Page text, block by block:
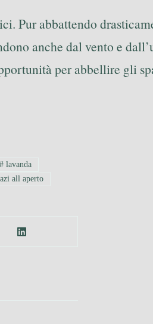
Pur abbattendo
anche dal vento e
per abbellire gli
#lavanda
all aperto